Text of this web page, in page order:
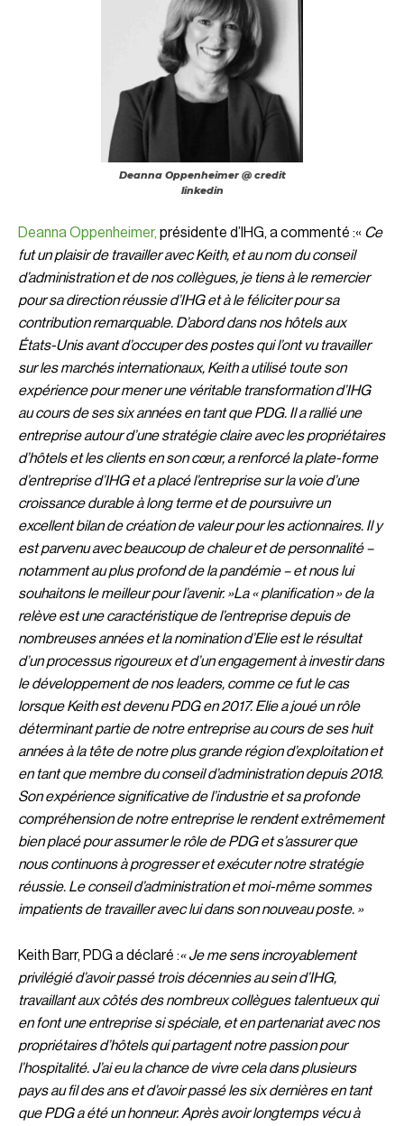
Deanna Oppenheimer @ credit
linkedin
Deanna Oppenheimer, présidente d’IHG, a commenté :« Ce
fut un plaisir de travailler avec Keith, et au nom du conseil
d’administration et de nos collègues, je tiens à le remercier
pour sa direction réussie d’IHG et à le féliciter pour sa
contribution remarquable. D’abord dans nos hôtels aux
États-Unis avant d’occuper des postes qui l’ont vu travailler
sur les marchés internationaux, Keith a utilisé toute son
expérience pour mener une véritable transformation d’IHG
au cours de ses six années en tant que PDG. Il a rallié une
entreprise autour d’une stratégie claire avec les propriétaires
d’hôtels et les clients en son cœur, a renforcé la plate-forme
d’entreprise d’IHG et a placé l’entreprise sur la voie d’une
croissance durable à long terme et de poursuivre un
excellent bilan de création de valeur pour les actionnaires. Il y
est parvenu avec beaucoup de chaleur et de personnalité –
notamment au plus profond de la pandémie – et nous lui
souhaitons le meilleur pour l’avenir. »La « planification » de la
relève est une caractéristique de l’entreprise depuis de
nombreuses années et la nomination d’Elie est le résultat
d’un processus rigoureux et d’un engagement à investir dans
le développement de nos leaders, comme ce fut le cas
lorsque Keith est devenu PDG en 2017. Elie a joué un rôle
déterminant partie de notre entreprise au cours de ses huit
années à la tête de notre plus grande région d’exploitation et
en tant que membre du conseil d’administration depuis 2018.
Son expérience significative de l’industrie et sa profonde
compréhension de notre entreprise le rendent extrêmement
bien placé pour assumer le rôle de PDG et s’assurer que
nous continuons à progresser et exécuter notre stratégie
réussie. Le conseil d’administration et moi-même sommes
impatients de travailler avec lui dans son nouveau poste. »
Keith Barr, PDG a déclaré :« Je me sens incroyablement
privilégié d’avoir passé trois décennies au sein d’IHG,
travaillant aux côtés des nombreux collègues talentueux qui
en font une entreprise si spéciale, et en partenariat avec nos
propriétaires d’hôtels qui partagent notre passion pour
l’hospitalité. J’ai eu la chance de vivre cela dans plusieurs
pays au fil des ans et d’avoir passé les six dernières en tant
que PDG a été un honneur. Après avoir longtemps vécu à